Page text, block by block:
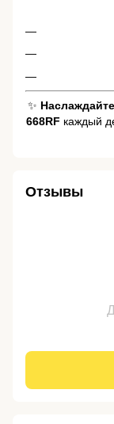
✨
668RF каждый
Отзывы